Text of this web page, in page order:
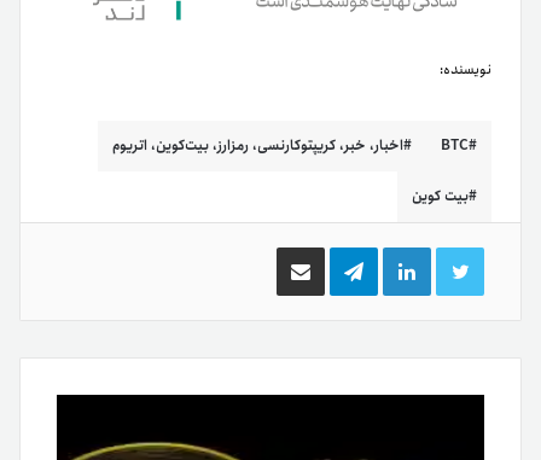
نویسنده:
BTC اخبار، خبر، کریپتوکارنسی، رمزارز، بیت‌کوین، اتریوم
بیت کوین
توییتر لینکدینتلگرام اشتراک
گذاری
ایمیل